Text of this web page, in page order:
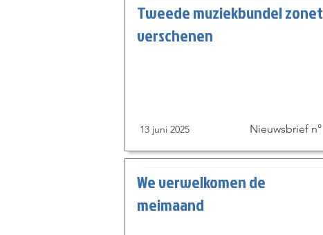
Tweede muziekbundel zonet
verschenen
13 juni 2025 Nieuwsbrief n°
We verwelkomen de
meimaand